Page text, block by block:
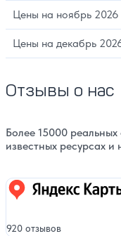
Цены на ноябрь 2026
Цены на декабрь
Отзывы о нас
Более 15000
известных ресурсах
Яндекс карты
920 отзывов